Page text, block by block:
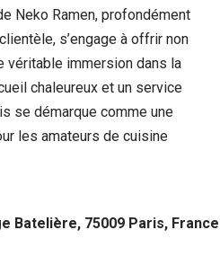
Neko Ramen, profondément
s’engage à offrir non
véritable immersion dans la
chaleureux et un service
se démarque comme une
les amateurs de cuisine
Batelière, 75009 Paris, France